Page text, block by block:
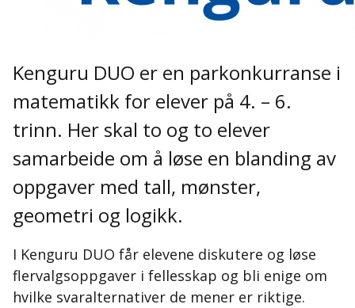
Kenguru DUO er en parkonkurranse i
matematikk for elever på 4. – 6.
trinn. Her skal to og to elever
samarbeide om å løse en blanding av
oppgaver med tall, mønster,
geometri og logikk.
I Kenguru DUO får elevene diskutere og løse
flervalgsoppgaver i fellesskap og bli enige om
hvilke svaralternativer de mener er riktige.